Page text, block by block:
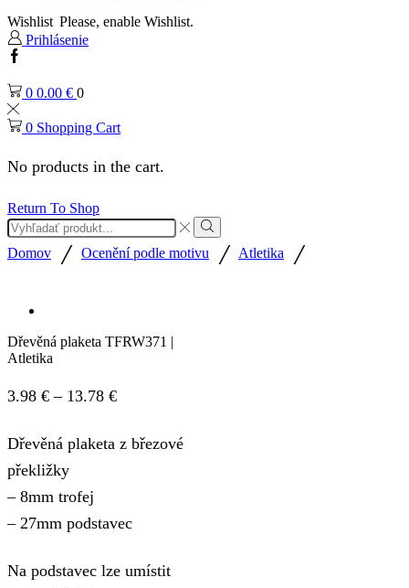
Wishlist Please, enable Wishlist.
Prihlásenie
0 0.00 € 0
0 Shopping Cart
No products in the cart.
Return To Shop
Domov / Ocenění podle motivu / Atletika /
Dřevěná plaketa TFRW371 |
Atletika
3.98 € – 13.78 €
Dřevěná plaketa z březové
překližky
– 8mm trofej
– 27mm podstavec
Na podstavec lze umístit